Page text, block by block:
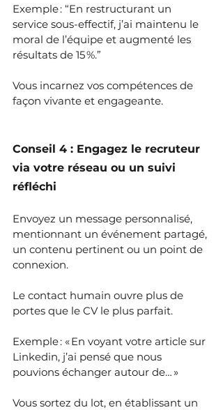
Exemple : “En restructurant un
service sous-effectif, j’ai maintenu le
moral de l’équipe et augmenté les
résultats de 15 %.”
Vous incarnez vos compétences de
façon vivante et engageante.
Conseil 4 : Engagez le recruteur
via votre réseau ou un suivi
réfléchi
Envoyez un message personnalisé,
mentionnant un événement partagé,
un contenu pertinent ou un point de
connexion.
Le contact humain ouvre plus de
portes que le CV le plus parfait.
Exemple : « En voyant votre article sur
Linkedin, j’ai pensé que nous
pouvions échanger autour de… »
Vous sortez du lot, en établissant un